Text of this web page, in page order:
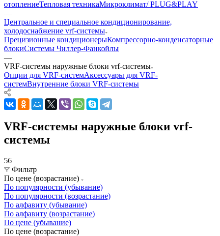
отоплениеТепловая техникаМикроклимат/ PLUG&PLAY
—
Центральное и специальное кондиционирование,
холодоснабжение vrf-системы
Прецизионные кондиционерыКомпрессорно-конденсаторные
блокиСистемы Чиллер-Фанкойлы
—
VRF-системы наружные блоки vrf-системы
Опции для VRF-системАксессуары для VRF-
системВнутренние блоки VRF-cистемы
VRF-системы наружные блоки vrf-
системы
56
Фильтр
По цене (возрастание)
По популярности (убывание)
По популярности (возрастание)
По алфавиту (убывание)
По алфавиту (возрастание)
По цене (убывание)
По цене (возрастание)